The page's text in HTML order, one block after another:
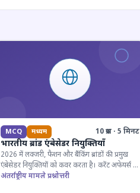
MCQ मध्यम 10 प्रश्न · 5 मिनट
भारतीय ब्रांड एंबेसेडर नियुक्तियाँ
2026 में लक्जरी, फैशन और बैंकिंग ब्रांडों की प्रमुख
एंबेसेडर नियुक्तियों को कवर करता है। करेंट अफेयर्स के
लिए जरूरी।
अंतर्राष्ट्रीय मामले प्रश्नोत्तरी